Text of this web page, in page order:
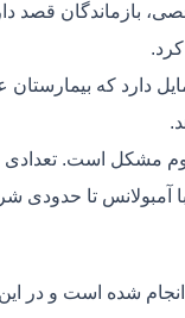
بازماندگان قصد
دارد که
مشکل است.
آمبولانس تا حدودی
شده است و در